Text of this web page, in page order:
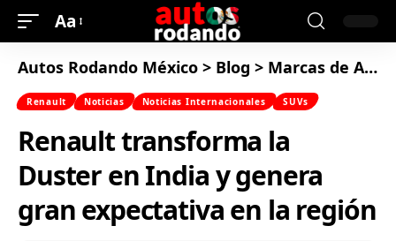
Aa
Autos Rodando México > Blog > Marcas de Autos
Renault Noticias Noticias Internacionales SUVs
Renault transforma la
Duster en India y genera
gran expectativa en la región